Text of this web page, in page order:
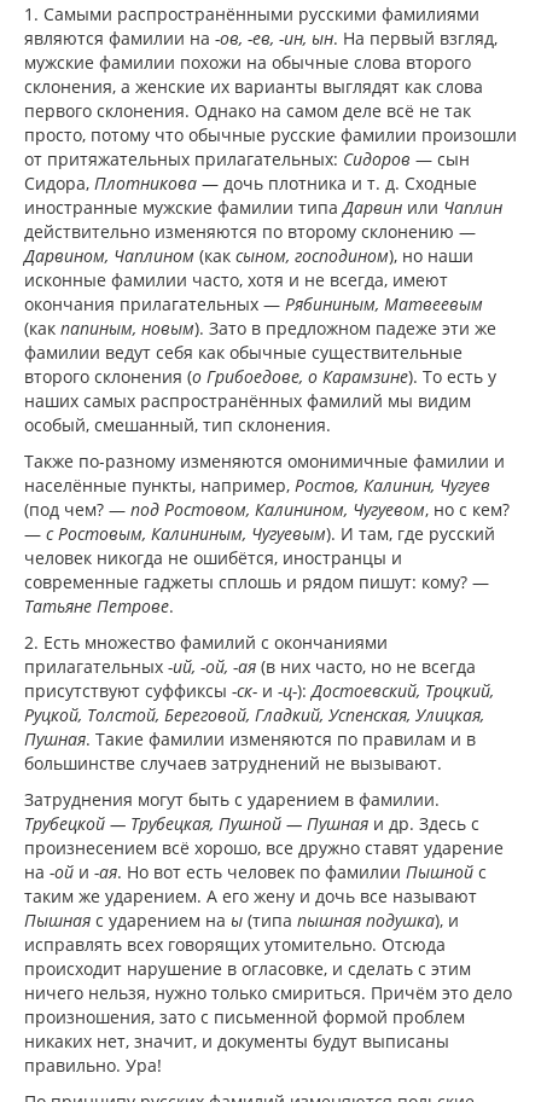
1. Самыми распространёнными русскими фамилиями
являются фамилии на -ов, -ев, -ин, ын. На первый взгляд,
мужские фамилии похожи на обычные слова второго
склонения, а женские их варианты выглядят как слова
первого склонения. Однако на самом деле всё не так
просто, потому что обычные русские фамилии произошли
от притяжательных прилагательных: Сидоров — сын
Сидора, Плотникова — дочь плотника и т. д. Сходные
иностранные мужские фамилии типа Дарвин или Чаплин
действительно изменяются по второму склонению —
Дарвином, Чаплином (как сыном, господином), но наши
исконные фамилии часто, хотя и не всегда, имеют
окончания прилагательных — Рябининым, Матвеевым
(как папиным, новым). Зато в предложном падеже эти же
фамилии ведут себя как обычные существительные
второго склонения (о Грибоедове, о Карамзине). То есть у
наших самых распространённых фамилий мы видим
особый, смешанный, тип склонения.
Также по-разному изменяются омонимичные фамилии и
населённые пункты, например, Ростов, Калинин, Чугуев
(под чем? — под Ростовом, Калинином, Чугуевом, но с кем?
— с Ростовым, Калининым, Чугуевым). И там, где русский
человек никогда не ошибётся, иностранцы и
современные гаджеты сплошь и рядом пишут: кому? —
Татьяне Петрове.
2. Есть множество фамилий с окончаниями
прилагательных -ий, -ой, -ая (в них часто, но не всегда
присутствуют суффиксы -ск- и -ц-): Достоевский, Троцкий,
Руцкой, Толстой, Береговой, Гладкий, Успенская, Улицкая,
Пушная. Такие фамилии изменяются по правилам и в
большинстве случаев затруднений не вызывают.
Затруднения могут быть с ударением в фамилии.
Трубецкой — Трубецкая, Пушной — Пушная и др. Здесь с
произнесением всё хорошо, все дружно ставят ударение
на -ой и -ая. Но вот есть человек по фамилии Пышной с
таким же ударением. А его жену и дочь все называют
Пышная с ударением на ы (типа пышная подушка), и
исправлять всех говорящих утомительно. Отсюда
происходит нарушение в огласовке, и сделать с этим
ничего нельзя, нужно только смириться. Причём это дело
произношения, зато с письменной формой проблем
никаких нет, значит, и документы будут выписаны
правильно. Ура!